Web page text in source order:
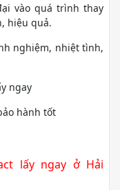
vào quá trình thay
hiệu quả.
nghiệm, nhiệt tình,
ngay
hành tốt
lấy ngay ở Hải